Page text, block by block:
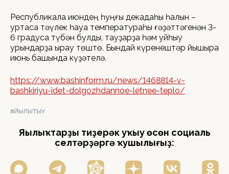
Республикала июндең һуңғы декадаһы һалҡын –
уртаса тәүлек һауа температураһы ғәҙәттәгенән 3-
6 градусҡа түбән булды, тауҙарҙа һәм уйһыу
урындарҙа ҡырау төштө. Бындай күренештәр йышыраҡ
июнь башында күҙәтелә.
https://www.bashinform.ru/news/1468814-v-
bashkiriyu-idet-dolgozhdannoe-letnee-teplo/
#ЙЫЛЫТЫУ
Яңылыҡтарҙы тиҙерәк уҡыу өсөн социаль
селтәрҙәргә ҡушылығыҙ: